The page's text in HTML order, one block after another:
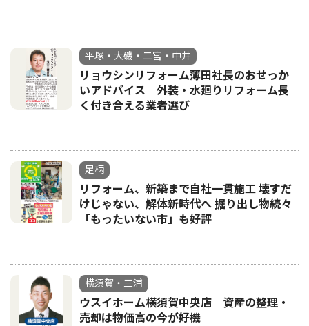
平塚・大磯・二宮・中井
リョウシンリフォーム薄田社長のおせっか
いアドバイス 外装・水廻りリフォーム長
く付き合える業者選び
足柄
リフォーム、新築まで自社一貫施工 壊すだ
けじゃない、解体新時代へ 掘り出し物続々
「もったいない市」も好評
横須賀・三浦
ウスイホーム横須賀中央店 資産の整理・
売却は物価高の今が好機